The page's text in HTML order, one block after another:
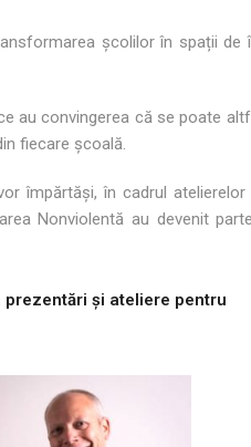
școlilor în spații de
au convingerea că se poate
fiecare școală.
împărtăși, în cadrul
Nonviolentă au devenit
prezentări și ateliere pentru